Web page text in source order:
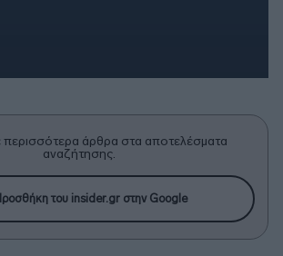
άρθρα στα αποτελέσματα
αναζήτησης.
του insider.gr στην Google